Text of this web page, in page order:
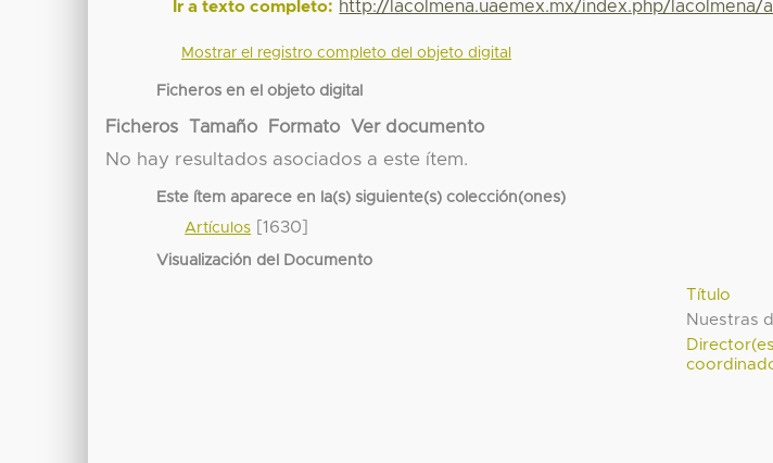
Ir a texto completo: http://lacolmena.uaemex.mx/index.php/
Mostrar el registro completo del objeto digital
Ficheros en el objeto digital
Ficheros Tamaño Formato
Ver documento
No hay resultados asociados a este ítem.
Este ítem aparece en la(s) siguiente(s) colección(ones)
Artículos [1630]
Visualización del Documento
Título
Nuestras